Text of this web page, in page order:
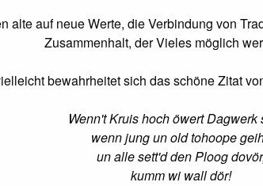
alte auf neue Werte, die Verbindung von
Zusammenhalt, der Vieles möglich
bewahrheitet sich das schöne Zitat
Wenn't Kruis hoch öwert Dagwerk
wenn jung un old tohoope
un alle sett'd den Ploog
kumm wi wall dör!